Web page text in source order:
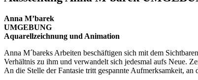
Anna M’barek
UMGEBUNG
Aquarellzeichnung und Animation
Anna M´bareks Arbeiten beschäftigen sich mit dem
Verhältnis zu ihm und verwandelt sich jedesmal aufs Neue.
An die Stelle der Fantasie tritt gespannte Aufmerksamkeit,